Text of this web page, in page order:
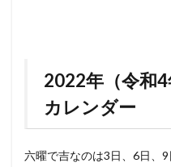
2022年（令和
カレンダー
六曜で吉なのは3日、6日、